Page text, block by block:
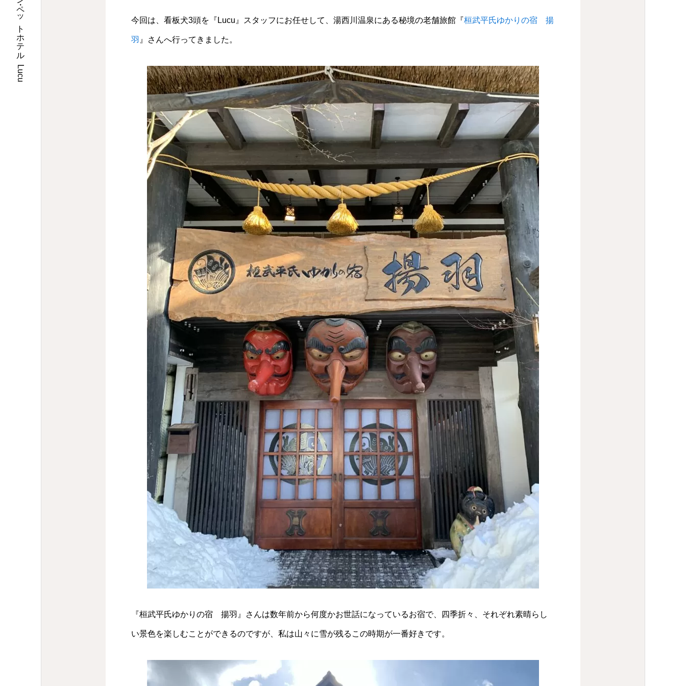
今回は、看板犬3頭を『Lucu』スタッフにお任せして、湯西川温泉にある秘境の老舗旅館『桓武平氏ゆかりの宿 揚
羽 』さんへ行ってきました。
『桓武平氏ゆかりの宿 揚羽』さんは数年前から何度かお世話になっているお宿で、四季折々、それぞれ素晴らし
い景色を楽しむことができるのですが、私は山々に雪が残るこの時期が一番好きです。